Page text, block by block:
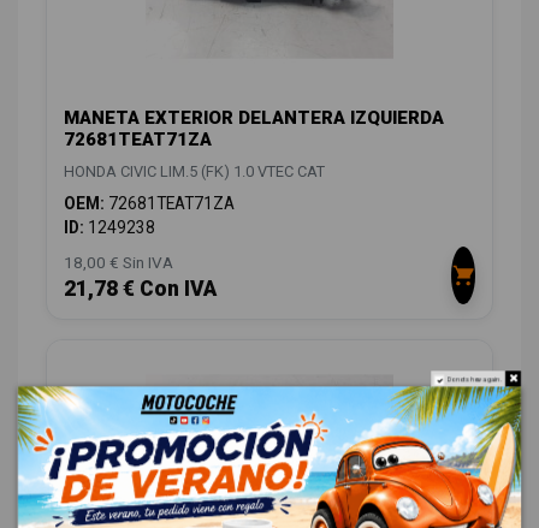
MANETA EXTERIOR DELANTERA IZQUIERDA
72681TEAT71ZA
HONDA CIVIC LIM.5 (FK) 1.0 VTEC CAT
OEM: 72681TEAT71ZA
ID: 1249238
18,00 € Sin IVA
21,78 € Con IVA
Do not show again.